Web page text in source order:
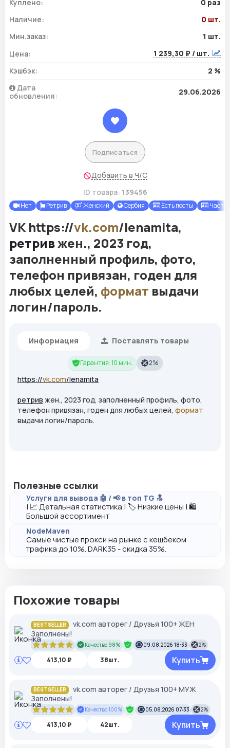
Куплено:
0 раз
Наличие:
0 шт.
Мин.заказ:
1 шт.
Цена:
1 239,30 ₽ / шт.
Кэшбэк:
2 %
Дата
обновления:
29.06.2026
Подписаться
Добавить в Ч/С
ID товара: 139456
Нет Ретрив Женский Сербия Есть посты
VK https://vk.com/lenamita,
ретривжен., 2023 год,
заполненный профиль, фото,
телефон привязан, годен для
любых целей, формат выдачи
логин/пароль.
Информация Поставлять товары
Гарантия: 10 мин. 2%
https://vk.com/lenamita
ретрив жен., 2023 год, заполненный профиль, фото,
телефон привязан, годен для любых целей, формат
выдачи логин/пароль.
Полезные ссылки
Услуги для вывода 🤖 / 📢 в топ TG 🔝
| 📈 Детальная статистика | 🏷️ Низкие цены | 🛍️
Большой ассортимент
NodeMaven
Самые чистые прокси на рынке с кешбеком
трафика до 10%. DARK35 - скидка 35%.
Похожие товары
BESTSELLER
vk.com авторег / Друзья 100+ ЖЕН
Заполнены!
Качество 98% 09.08.2026 18:33 2%
413,10 ₽ 38шт. Купить
BESTSELLER
vk.com авторег / Друзья 100+ МУЖ
Заполнены!
Качество 100% 05.08.2026 07:33 2%
413,10 ₽ 42шт. Купить